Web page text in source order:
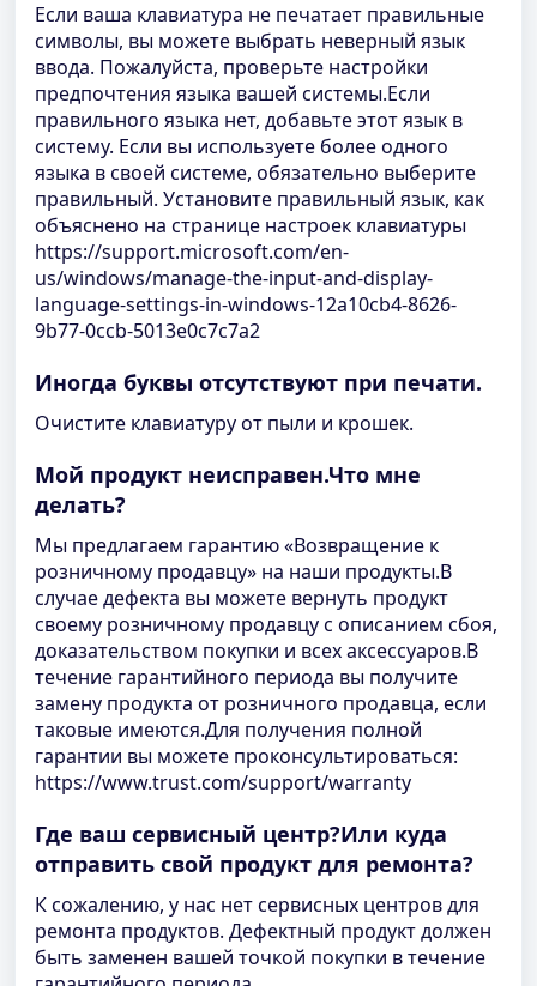
Если ваша клавиатура не печатает правильные
символы, вы можете выбрать неверный язык
ввода. Пожалуйста, проверьте настройки
предпочтения языка вашей системы.Если
правильного языка нет, добавьте этот язык в
систему. Если вы используете более одного
языка в своей системе, обязательно выберите
правильный. Установите правильный язык, как
объяснено на странице настроек клавиатуры
https://support.microsoft.com/en-
us/windows/manage-the-input-and-display-
language-settings-in-windows-12a10cb4-8626-
9b77-0ccb-5013e0c7c7a2
Иногда буквы отсутствуют при печати.
Очистите клавиатуру от пыли и крошек.
Мой продукт неисправен.Что мне
делать?
Мы предлагаем гарантию «Возвращение к
розничному продавцу» на наши продукты.В
случае дефекта вы можете вернуть продукт
своему розничному продавцу с описанием сбоя,
доказательством покупки и всех аксессуаров.В
течение гарантийного периода вы получите
замену продукта от розничного продавца, если
таковые имеются.Для получения полной
гарантии вы можете проконсультироваться:
https://www.trust.com/support/warranty
Где ваш сервисный центр?Или куда
отправить свой продукт для ремонта?
К сожалению, у нас нет сервисных центров для
ремонта продуктов. Дефектный продукт должен
быть заменен вашей точкой покупки в течение